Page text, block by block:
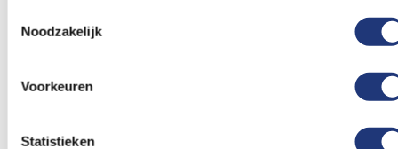
Noodzakelijk
Voorkeuren
Statistieken